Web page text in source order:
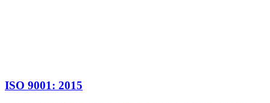
ISO 9001: 2015